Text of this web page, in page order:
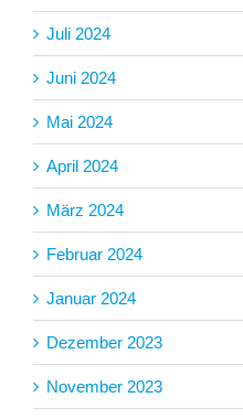
Juli 2024
Juni 2024
Mai 2024
April 2024
März 2024
Februar 2024
Januar 2024
Dezember 2023
November 2023